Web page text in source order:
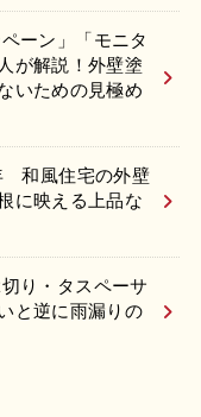
ペーン」「モニタ
が解説！外壁塗
いための見極め
和風住宅の外壁
に映える上品な
り・タスペーサ
と逆に雨漏りの